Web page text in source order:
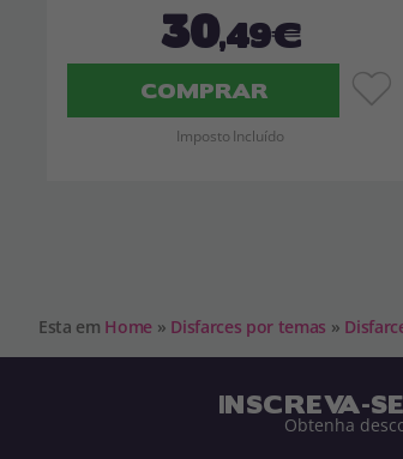
30,49€
COMPRAR
Imposto Incluído
Esta em Home » Disfarces por temas »
INSCREVA-
Obtenha